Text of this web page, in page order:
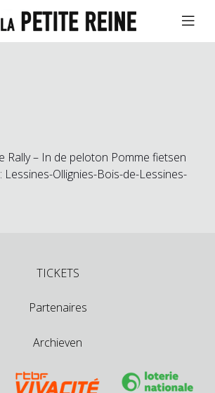
Rally – In de peloton Pomme fietsen
Lessines-Ollignies-Bois-de-Lessines-
TICKETS
Partenaires
Archieven